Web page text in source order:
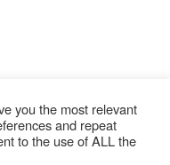
you the most relevant
and repeat
to the use of ALL the